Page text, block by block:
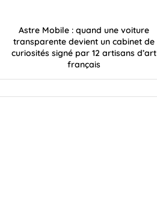
Astre Mobile : quand une voiture
transparente devient un cabinet de
curiosités signé par 12 artisans d’art
français